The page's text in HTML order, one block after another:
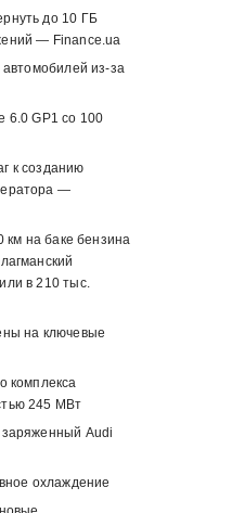
до 10 ГБ
— Finance.ua
из-за
6.0 GP1 со 100
к созданию
—
км на баке бензина
в 210 тыс.
на ключевые
комплекса
245 МВт
заряженный Audi
охлаждение